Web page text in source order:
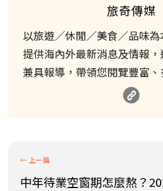
旅奇傳媒
以旅遊／休閒／美食／品味為
提供海內外最新消息及情報
兼具報導，帶領您閱覽豐富、
中年待業空窗期怎麼熬？